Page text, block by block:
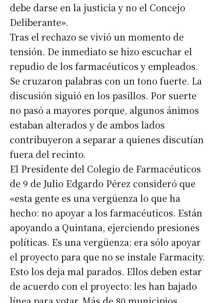
debe darse en la justicia y no el Concejo
Deliberante».
Tras el rechazo se vivió un momento de
tensión. De inmediato se hizo escuchar el
repudio de los farmacéuticos y empleados.
Se cruzaron palabras con un tono fuerte. La
discusión siguió en los pasillos. Por suerte
no pasó a mayores porque, algunos ánimos
estaban alterados y de ambos lados
contribuyeron a separar a quienes discutían
fuera del recinto.
El Presidente del Colegio de Farmacéuticos
de 9 de Julio Edgardo Pérez consideró que
«esta gente es una vergüenza lo que ha
hecho: no apoyar a los farmacéuticos. Están
apoyando a Quintana, ejerciendo presiones
políticas. Es una vergüenza: era sólo apoyar
el proyecto para que no se instale Farmacity.
Esto los deja mal parados. Ellos deben estar
de acuerdo con el proyecto: les han bajado